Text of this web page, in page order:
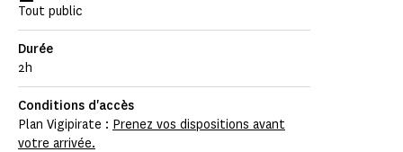
Tout public
Durée
2h
Conditions d'accès
Plan Vigipirate : Prenez vos dispositions avant
votre arrivée.